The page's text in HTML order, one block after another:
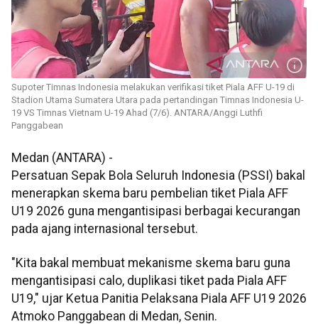
Supoter Timnas Indonesia melakukan verifikasi tiket Piala AFF U-19 di
Stadion Utama Sumatera Utara pada pertandingan Timnas Indonesia U-
19 VS Timnas Vietnam U-19 Ahad (7/6). ANTARA/Anggi Luthfi
Panggabean
Medan (ANTARA) -
Persatuan Sepak Bola Seluruh Indonesia (PSSI) bakal
menerapkan skema baru pembelian tiket Piala AFF
U19 2026 guna mengantisipasi berbagai kecurangan
pada ajang internasional tersebut.
"Kita bakal membuat mekanisme skema baru guna
mengantisipasi calo, duplikasi tiket pada Piala AFF
U19," ujar Ketua Panitia Pelaksana Piala AFF U19 2026
Atmoko Panggabean di Medan, Senin.